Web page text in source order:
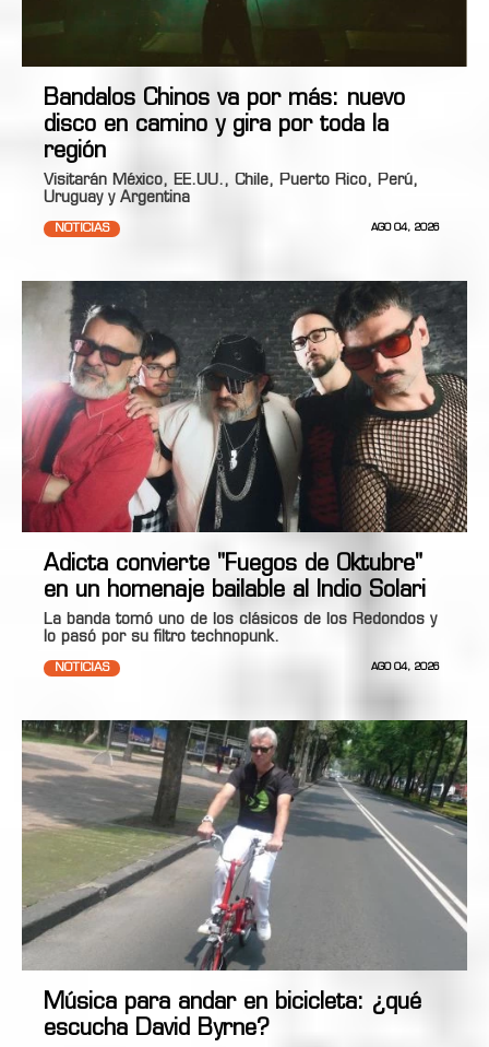
Bandalos Chinos va por más: nuevo
disco en camino y gira por toda la
región
Visitarán México, EE.UU., Chile, Puerto Rico, Perú,
Uruguay y Argentina
NOTICIAS AGO 04, 2026
Adicta convierte "Fuegos de Oktubre"
en un homenaje bailable al Indio Solari
La banda tomó uno de los clásicos de los Redondos y
lo pasó por su filtro technopunk.
NOTICIAS AGO 04, 2026
Música para andar en bicicleta: ¿qué
escucha David Byrne?